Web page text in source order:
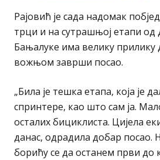
Рајовић је сада надомак
трци и на сутрашњој етапи од
Бањалуке има велику прилику
вожњом заврши посао.
„Била је тешка етапа, која је
спринтере, као што сам ја.
осталих бициклиста. Цијела
данас, одрадила добар посао.
борићу се да останем први до